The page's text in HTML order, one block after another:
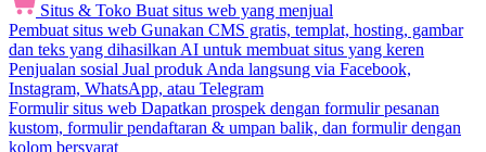
Situs & Toko Buat situs web yang menjual
Pembuat situs web Gunakan CMS gratis, templat, hosting, gambar
dan teks yang dihasilkan AI untuk membuat situs yang keren
Penjualan sosial Jual produk Anda langsung via Facebook,
Instagram, WhatsApp, atau Telegram
Formulir situs web Dapatkan prospek dengan formulir pesanan
kustom, formulir pendaftaran & umpan balik, dan formulir dengan
kolom bersyarat